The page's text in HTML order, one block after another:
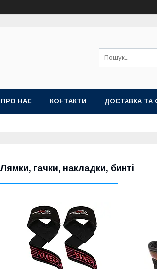
ПРО НАС КОНТАКТИ ДОСТАВКА ТА
Лямки, гачки, накладки, бинті